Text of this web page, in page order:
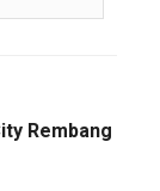
Rembang